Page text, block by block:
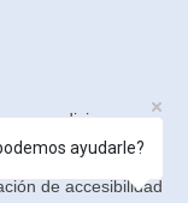
y condiciones
de privacidad
de accesibilidad
ayudarle?